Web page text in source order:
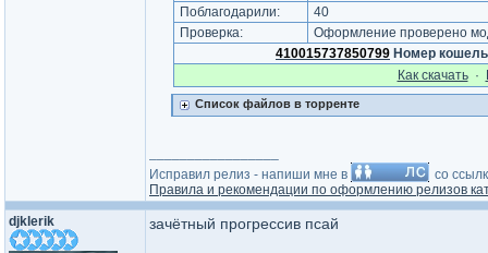
Поблагодарили:
40
Проверка:
Оформление проверено
410015737850799 Номер
Как cкачать·
Список файлов в торренте
Исправил релиз - напиши мне в
со
Правила и рекомендации по оформлению релизов
djklerik зачётный прогрессив псай